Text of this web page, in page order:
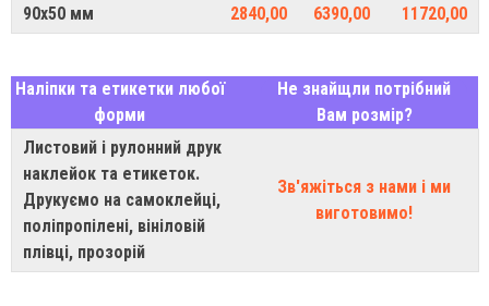
90х50 мм 2840,00 6390,00 11720,00
Наліпки та етикетки любої
форми
Не знайщли потрібний
Вам розмір?
Листовий і рулонний друк
наклейок та етикеток.
Друкуємо на самоклейці,
поліпропілені, вініловій
плівці, прозорій
Зв'яжіться з нами і ми
виготовимо!